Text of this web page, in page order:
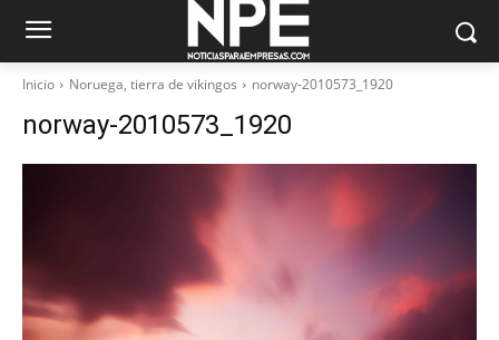
Inicio Noruega, tierra de vikingos norway-2010573_1920
norway-2010573_1920